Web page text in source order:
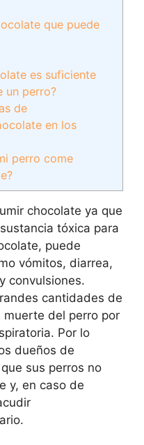
que puede
es suficiente
un perro?
de
en los
perro come
chocolate ya que
tóxica para
puede
vómitos, diarrea,
convulsiones.
cantidades de
muerte del perro por
Por lo
dueños de
sus perros no
y, en caso de